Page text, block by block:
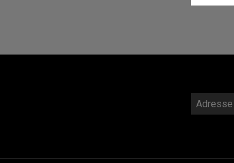
Adresse